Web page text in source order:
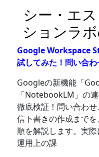
シー・エ
ションラ
Google Workspace
試してみた！問い合
Googleの新機能「
「NotebookLM」の
徹底検証！問い合わ
信下書きの作成まで
順を解説します。実
運用上の課